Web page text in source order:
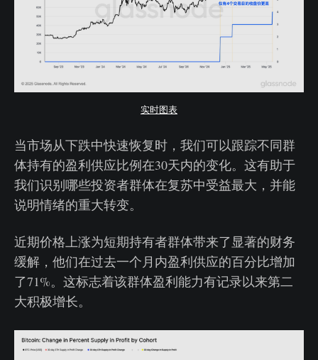
实时图表
当市场从下跌中快速恢复时，我们可以跟踪不同群
体持有的盈利供应比例在30天内的变化。这有助于
我们识别哪些投资者群体在复苏中受益最大，并能
说明情绪的重大转变。
近期价格上涨为短期持有者群体带来了显著的财务
缓解，他们在过去一个月内盈利供应的百分比增加
了71%。这标志着该群体盈利能力有记录以来第二
大积极增长。